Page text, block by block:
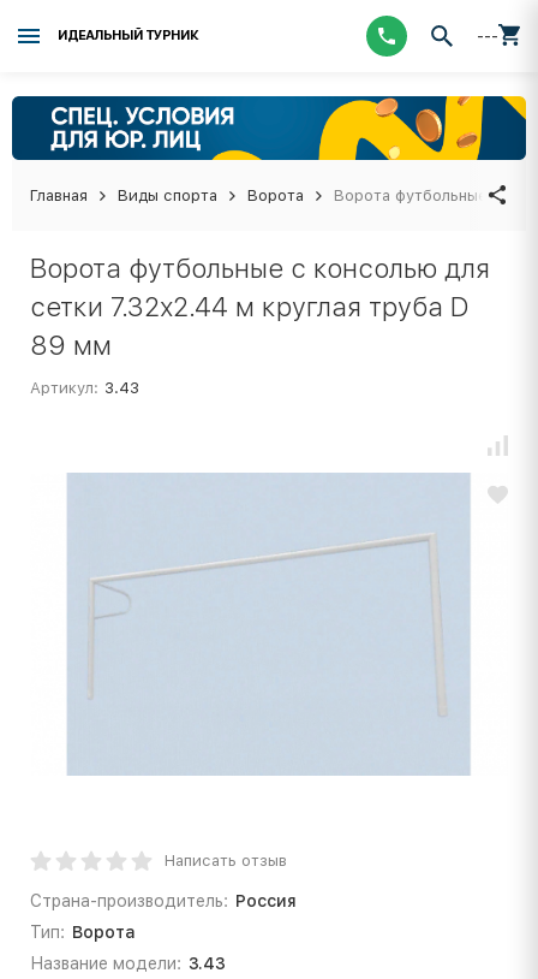
ИДЕАЛЬНЫЙ ТУРНИК ---
Главная Виды спорта Ворота Ворота футбольные с
Ворота футбольные с консолью для
сетки 7.32х2.44 м круглая труба D
89 мм
Артикул: 3.43
Написать отзыв
Страна-производитель: Россия
Тип: Ворота
Название модели: 3.43